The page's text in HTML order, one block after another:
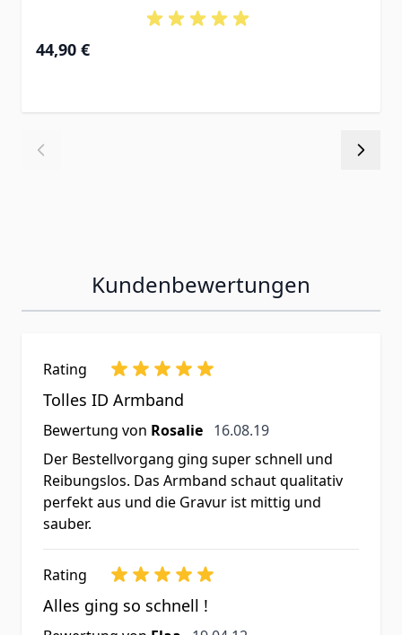
Ab
44,90 €
Kundenbewertungen
Rating
Tolles ID Armband
Bewertung von Rosalie 16. August 2019
16.08.19
Der Bestellvorgang ging super schnell und
Reibungslos. Das Armband schaut qualitativ
perfekt aus und die Gravur ist mittig und
sauber.
Rating
Alles ging so schnell !